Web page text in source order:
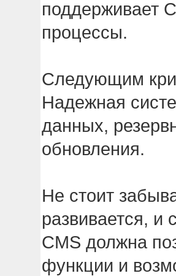
поддерживает
процессы.
Следующим
Надежная
данных,
обновления.
Не стоит
развивается, и
CMS должна
функции и